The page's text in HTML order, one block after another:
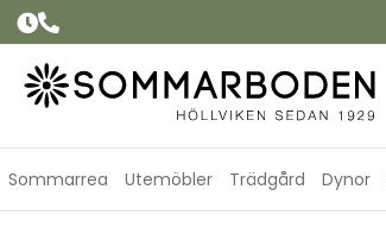
Sommarrea Utemöbler Trädgård Dynor